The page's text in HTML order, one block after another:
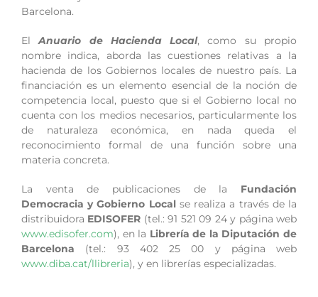
Barcelona.
ElAnuario de Hacienda Local, como su propio
nombre indica, aborda las cuestiones relativas a la
hacienda de los Gobiernos locales de nuestro país. La
financiación es un elemento esencial de la noción de
competencia local, puesto que si el Gobierno local no
cuenta con los medios necesarios, particularmente los
de naturaleza económica, en nada queda el
reconocimiento formal de una función sobre una
materia concreta.
La venta de publicaciones de la Fundación
Democracia y Gobierno Localse realiza a través de la
distribuidora EDISOFER (tel.: 91 521 09 24 y página web
www.edisofer.com), en la Librería de la Diputación de
Barcelona (tel.: 93 402 25 00 y página web
www.diba.cat/llibreria), y en librerías especializadas.